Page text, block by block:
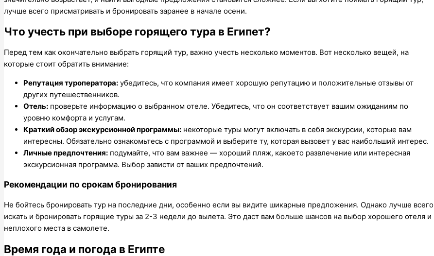
лучше всего присматривать и бронировать заранее в начале осени.
Что учесть при выборе горящего тура в Египет?
Перед тем как окончательно выбрать горящий тур, важно учесть несколько моментов. Вот несколько вещей, на
которые стоит обратить внимание:
Репутация туроператора: убедитесь, что компания имеет хорошую репутацию и положительные отзывы от
других путешественников.
Отель: проверьте информацию о выбранном отеле. Убедитесь, что он соответствует вашим ожиданиям по
уровню комфорта и услугам.
Краткий обзор экскурсионной программы: некоторые туры могут включать в себя экскурсии, которые вам
интересны. Обязательно ознакомьтесь с программой и выберите ту, которая вызовет у вас наибольший интерес.
Личные предпочтения: подумайте, что вам важнее — хороший пляж, какоето развлечение или интересная
экскурсионная программа. Выбор зависти от ваших предпочтений.
Рекомендации по срокам бронирования
Не бойтесь бронировать тур на последние дни, особенно если вы видите шикарные предложения. Однако лучше всего
искать и бронировать горящие туры за 2-3 недели до вылета. Это даст вам больше шансов на выбор хорошего отеля и
неплохого места в самолете.
Время года и погода в Египте